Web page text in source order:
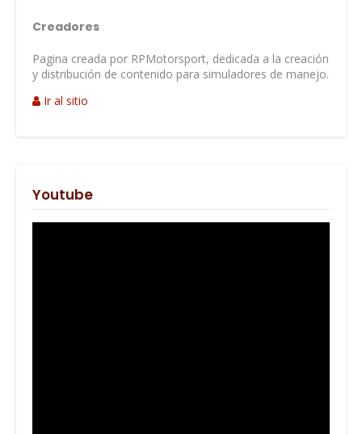
Creadores
Pagina creada por RPMotorsport, dedicada a la creación
y distribución de contenido para simuladores de manejo.
Ir al sitio
Youtube